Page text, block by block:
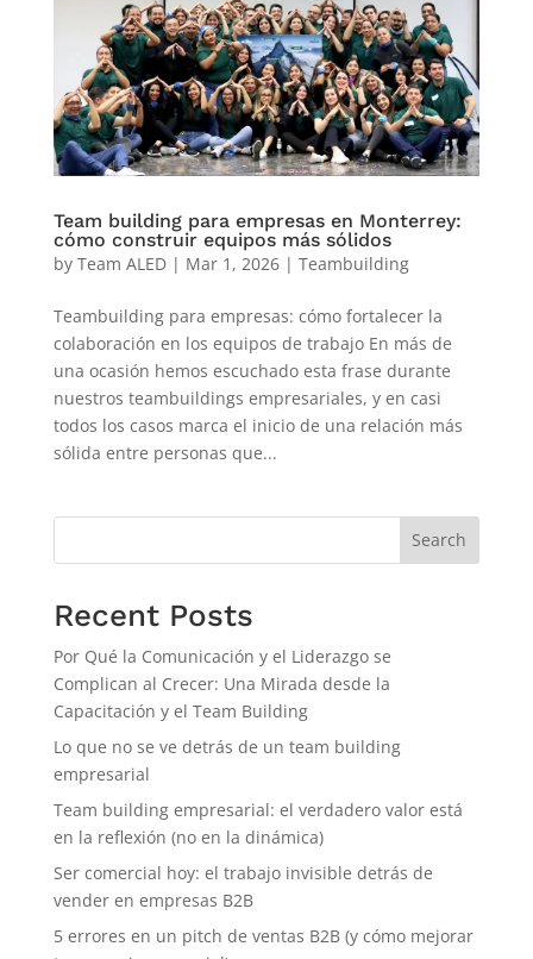
Team building para empresas en Monterrey:
cómo construir equipos más sólidos
by Team ALED| Mar 1, 2026| Teambuilding
Teambuilding para empresas: cómo fortalecer la
colaboración en los equipos de trabajo En más de
una ocasión hemos escuchado esta frase durante
nuestros teambuildings empresariales, y en casi
todos los casos marca el inicio de una relación más
sólida entre personas que...
Search
Recent Posts
Por Qué la Comunicación y el Liderazgo se
Complican al Crecer: Una Mirada desde la
Capacitación y el Team Building
Lo que no se ve detrás de un team building
empresarial
Team building empresarial: el verdadero valor está
en la reflexión (no en la dinámica)
Ser comercial hoy: el trabajo invisible detrás de
vender en empresas B2B
5 errores en un pitch de ventas B2B (y cómo mejorar